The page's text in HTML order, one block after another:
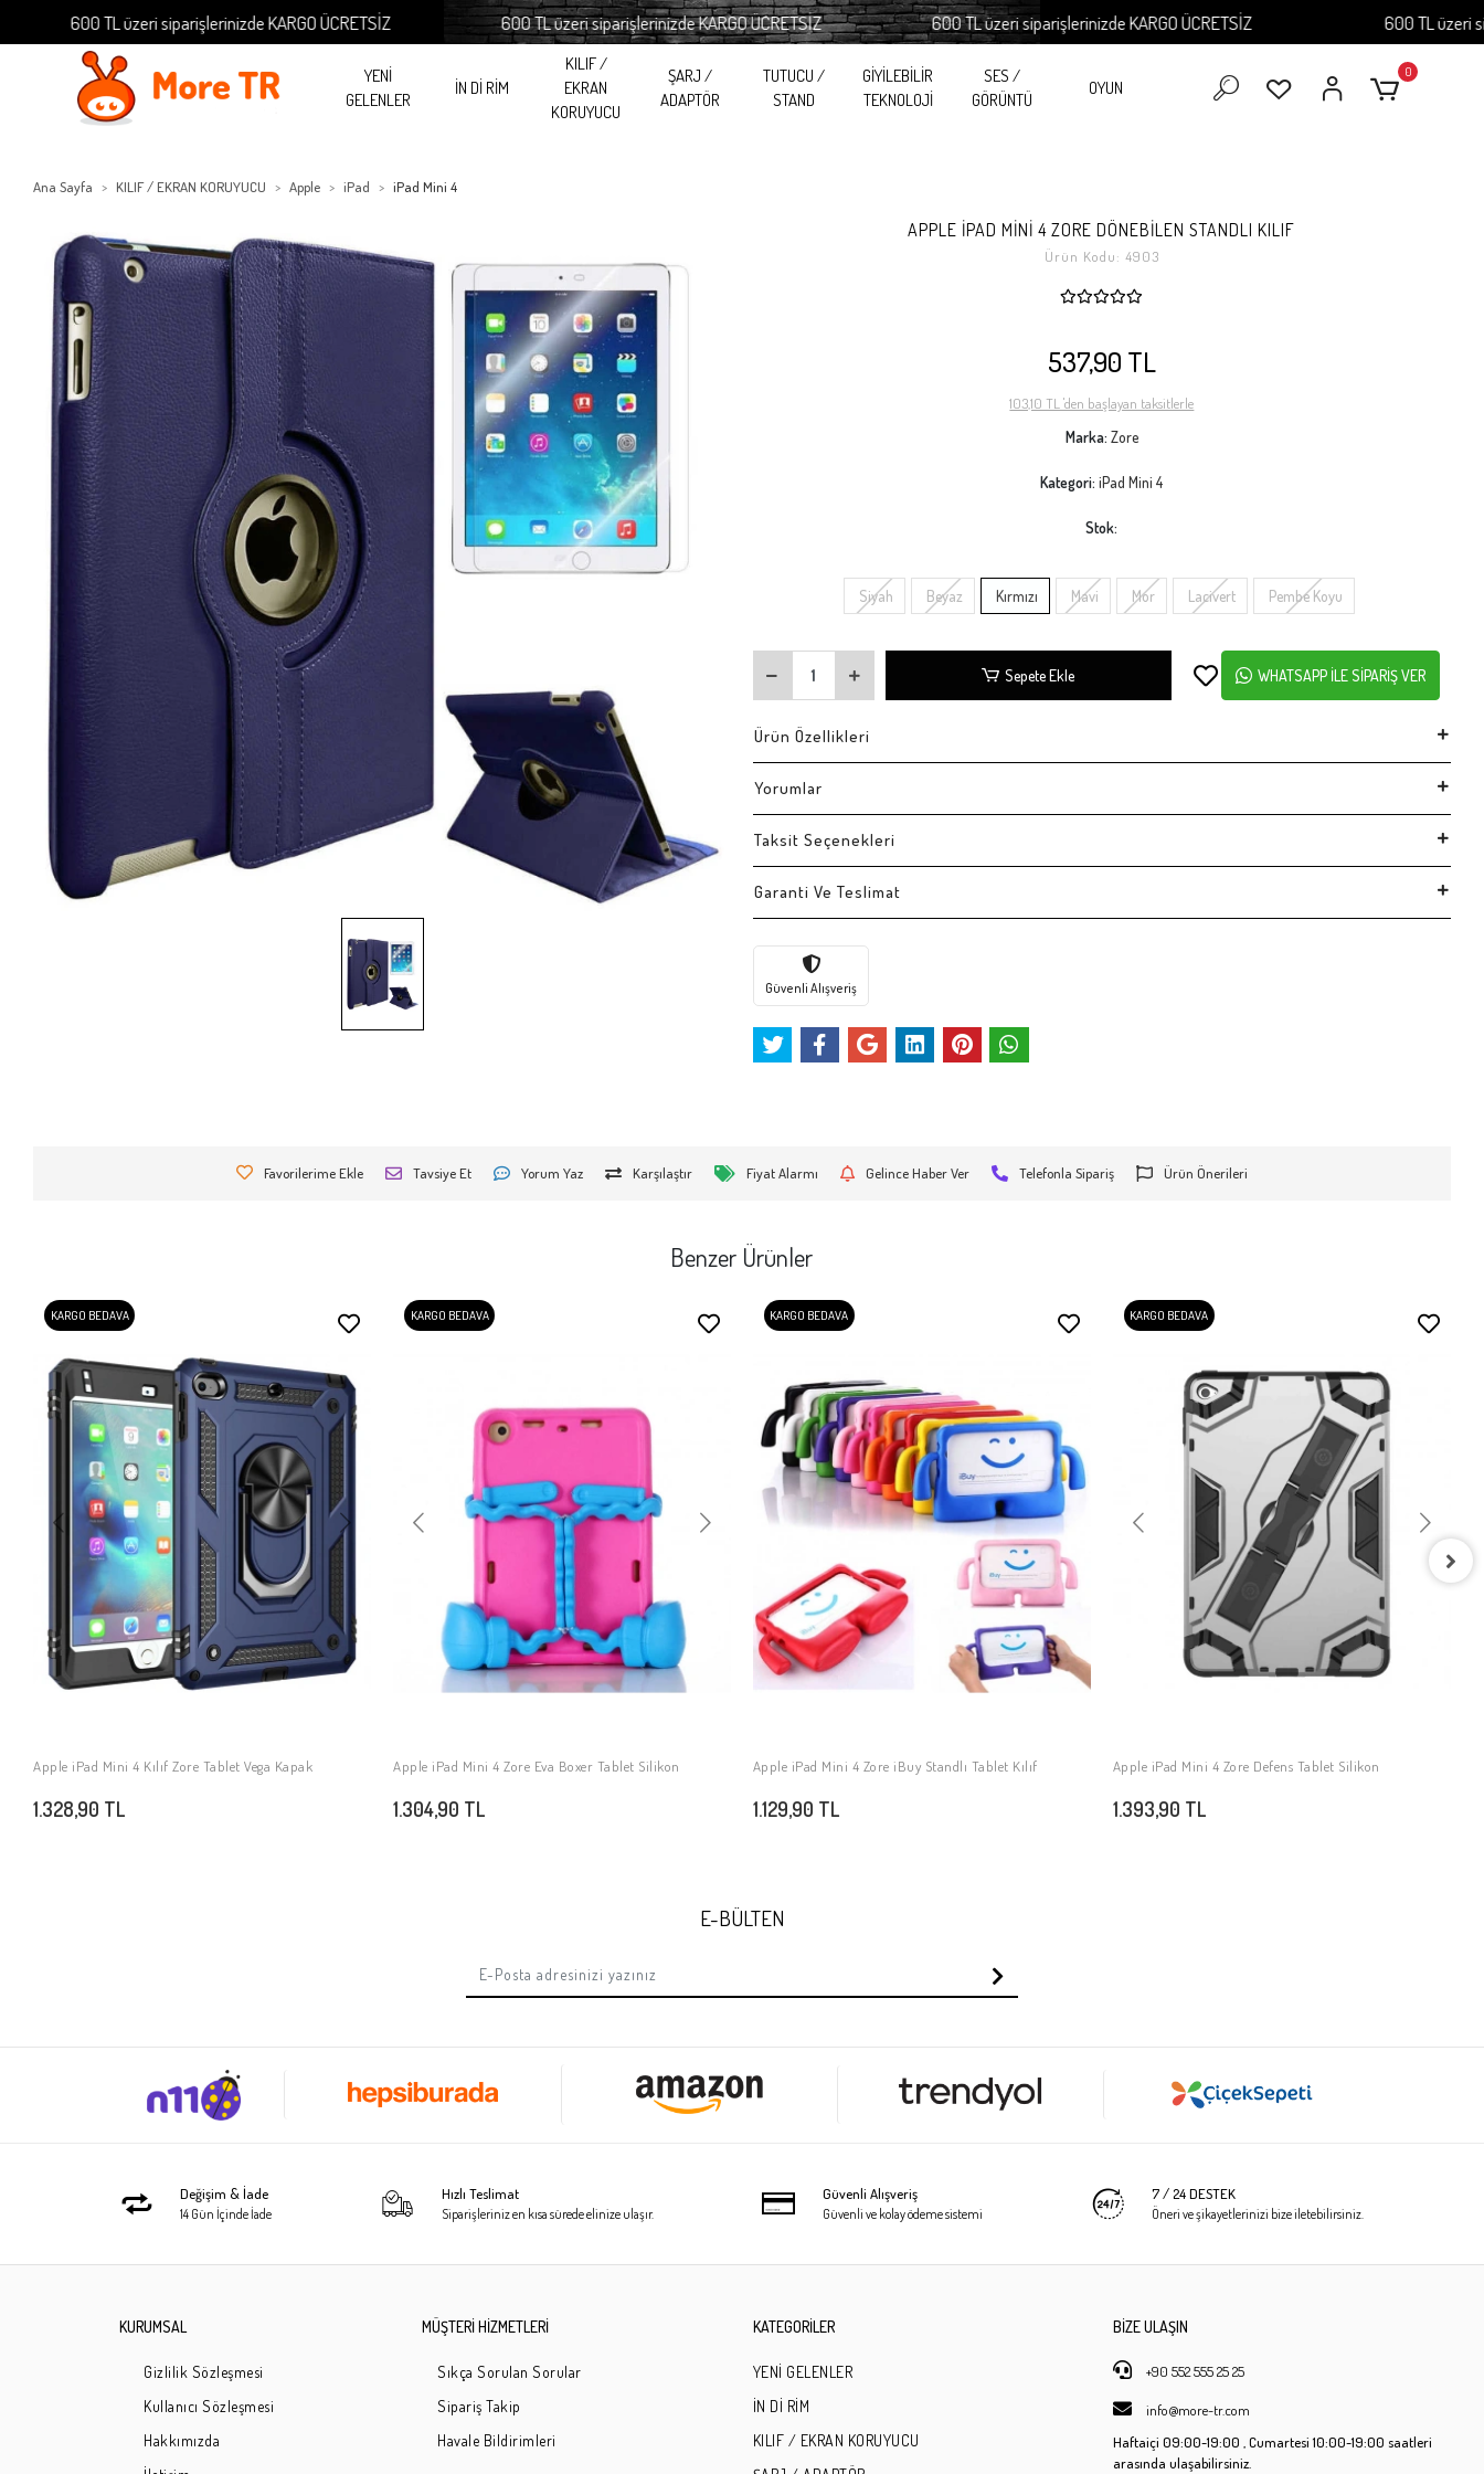
600 TL üzeri siparişlerinizde KARGO ÜCRETSİZ 600 TL üzeri siparişlerinizde KARGO ÜCRETSİZ 600 TL üzeri siparişlerinizde KARGO ÜCRETSİZ 600 TL üzeri
YENİ
GELENLER
İN Dİ RİM
KILIF /
EKRAN
KORUYUCU
ŞARJ /
ADAPTÖR
TUTUCU /
STAND
GİYİLEBİLİR
TEKNOLOJİ
SES /
GÖRÜNTÜ
OYUN
0
Ana Sayfa KILIF / EKRAN KORUYUCU Apple iPad iPad Mini 4
APPLE İPAD MİNİ 4 ZORE DÖNEBİLEN STANDLI KILIF
Ürün Kodu: 4903
537,90 TL
103,10 TL 'den başlayan taksitlerle
Marka: Zore
Kategori:iPad Mini 4
Stok:
Siyah Beyaz Kırmızı Mavi Mor Lacivert Pembe Koyu
Sepete Ekle WHATSAPP İLE SİPARİŞ VER
Ürün Özellikleri
Yorumlar
Taksit Seçenekleri
Garanti Ve Teslimat
Güvenli Alışveriş
Favorilerime Ekle Tavsiye Et Yorum Yaz Karşılaştır Fiyat Alarmı Gelince Haber Ver Telefonla Sipariş Ürün Önerileri
Benzer Ürünler
KARGO BEDAVA
SEPETE EKLE
Apple iPad Mini 4 Kılıf Zore Tablet Vega Kapak
1.328,90 TL
KARGO BEDAVA
SEPETE EKLE
Apple iPad Mini 4 Zore Eva Boxer Tablet Silikon
1.304,90 TL
KARGO BEDAVA
SEPETE EKLE
Apple iPad Mini 4 Zore iBuy Standlı Tablet Kılıf
1.129,90 TL
KARGO BEDAVA
SEPETE EKLE
Apple iPad Mini 4 Zore Defens Tablet Silikon
1.393,90 TL
E-BÜLTEN
Değişim & İade
14 Gün İçinde İade
Hızlı Teslimat
Siparişleriniz en kısa sürede elinize ulaşır.
Güvenli Alışveriş
Güvenli ve kolay ödeme sistemi
7 / 24 DESTEK
Öneri ve şikayetlerinizi bize iletebilirsiniz.
KURUMSAL
Gizlilik Sözleşmesi
Kullanıcı Sözleşmesi
Hakkımızda
MÜŞTERİ HİZMETLERİ
Sıkça Sorulan Sorular
Sipariş Takip
Havale Bildirimleri
KATEGORİLER
YENİ GELENLER
İN Dİ RİM
KILIF / EKRAN KORUYUCU
BİZE ULAŞIN
+90 552 555 25 25
info@more-tr.com
Haftaiçi 09:00-19:00 , Cumartesi10:00-19:00 saatleri
arasında ulaşabilirsiniz.